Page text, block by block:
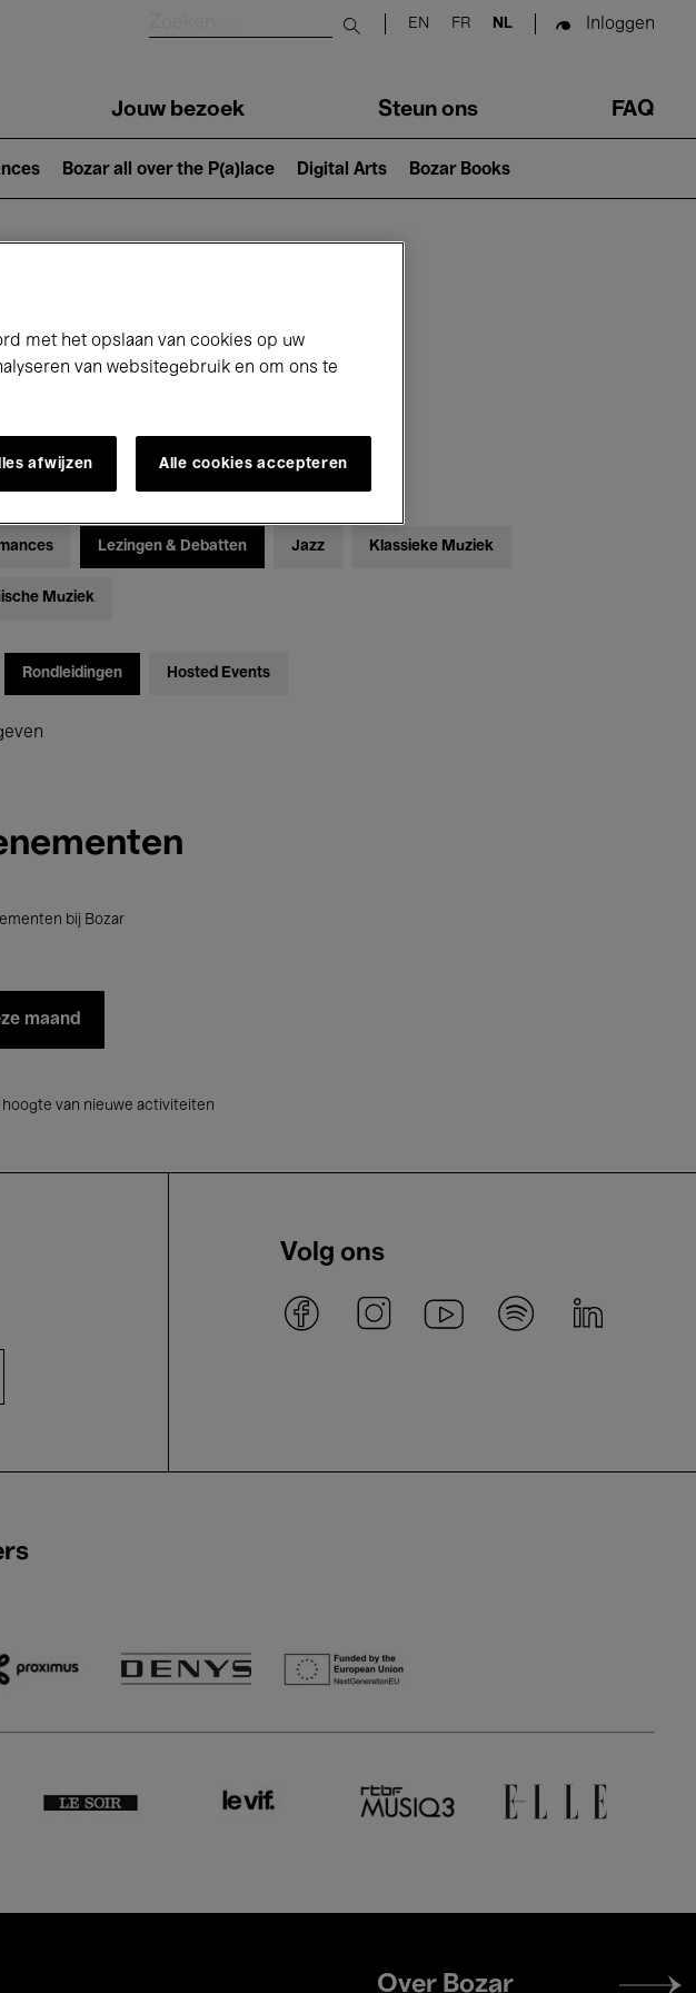
Submit search
EN FR NL Inloggen
Jouw bezoek Steun ons FAQ
Bozar all over the P(a)lace Digital Arts Bozar Books
Lezingen & Debatten Jazz Klassieke Muziek
Muziek
Rondleidingen Hosted Events
bij Bozar
maand
van nieuwe activiteiten
Volg ons
Footer
Over Bozar
met het opslaan van cookies op uw
van websitegebruik en om ons te
afwijzen Alle cookies accepteren